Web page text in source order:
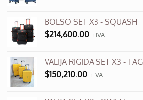
BOLSO SET X3 - SQUASH
$214,600.00 + IVA
VALIJA RIGIDA SET X3 - TAG
$150,210.00 + IVA